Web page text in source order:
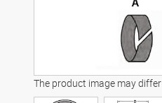
The product image may differ